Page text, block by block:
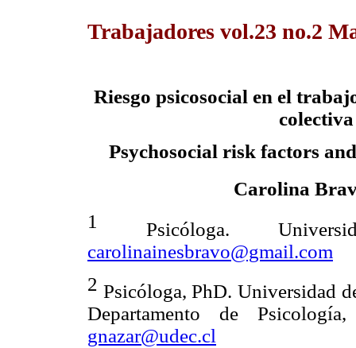
Trabajadores vol.23 no.2
Riesgo psicosocial en el
Psychosocialrisk factors
Carolina
1
Psicóloga.
carolinainesbravo@gmail.com
2 Psicóloga, PhD. Universidad
Departamento de
gnazar@udec.cl